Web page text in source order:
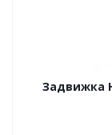
Задвижка